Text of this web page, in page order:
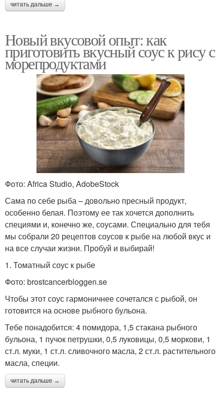
читать дальше →
Новый вкусовой опыт: как
приготовить вкусный соус к рису с
морепродуктами
Фото: Africa Studio, AdobeStock
Сама по себе рыба – довольно пресный продукт,
особенно белая. Поэтому ее так хочется дополнить
специями и, конечно же, соусами. Специально для тебя
мы собрали 20 рецептов соусов к рыбе на любой вкус и
на все случаи жизни. Пробуй и выбирай!
1. Томатный соус к рыбе
Фото: brostcancerbloggen.se
Чтобы этот соус гармоничнее сочетался с рыбой, он
готовится на основе рыбного бульона.
Тебе понадобится: 4 помидора, 1,5 стакана рыбного
бульона, 1 пучок петрушки, 0,5 луковицы, 0,5 моркови, 1
ст.л. муки, 1 ст.л. сливочного масла, 2 ст.л. растительного
масла, специи.
читать дальше →